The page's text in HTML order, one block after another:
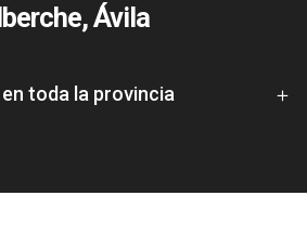
Ávila
toda la provincia